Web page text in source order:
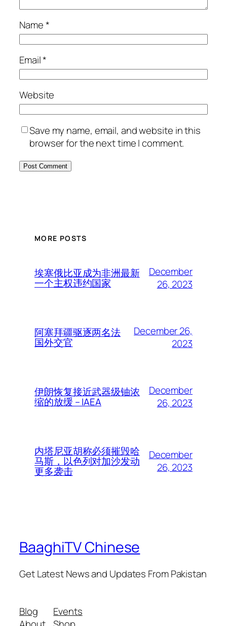
Name*
Email*
Website
Save my name, email, and website in this
browser for the next time I comment.
MORE POSTS
埃塞俄比亚成为非洲最新
一个主权违约国家
December
26, 2023
阿塞拜疆驱逐两名法
国外交官
December 26,
2023
伊朗恢复接近武器级铀浓
缩的放缓 – IAEA
December
26, 2023
内塔尼亚胡称必须摧毁哈
马斯，以色列对加沙发动
更多袭击
December
26, 2023
BaaghiTV Chinese
Get Latest News and Updates From Pakistan
Blog
Events